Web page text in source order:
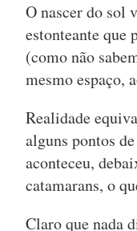
O nascer do sol
estonteante que
(como não
mesmo espaço,
Realidade
alguns pontos
aconteceu,
catamarans, o
Claro que nada